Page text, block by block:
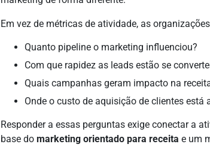
Em vez de métricas de atividade, as
Quanto pipeline o marketing influenciou?
Com que rapidez as leads estão se
Quais campanhas geram impacto na
Onde o custo de aquisição de clientes está
Responder a essas perguntas exige conectar a
base domarketing orientado para receita e um